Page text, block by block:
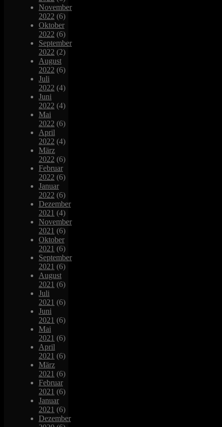
November
2022 (6)
Oktober
2022 (6)
September
2022 (2)
August
2022 (6)
Juli
2022 (4)
Juni
2022 (4)
Mai
2022 (6)
April
2022 (4)
März
2022 (6)
Februar
2022 (6)
Januar
2022 (6)
Dezember
2021 (4)
November
2021 (6)
Oktober
2021 (6)
September
2021 (6)
August
2021 (6)
Juli
2021 (6)
Juni
2021 (6)
Mai
2021 (6)
April
2021 (6)
März
2021 (6)
Februar
2021 (6)
Januar
2021 (6)
Dezember